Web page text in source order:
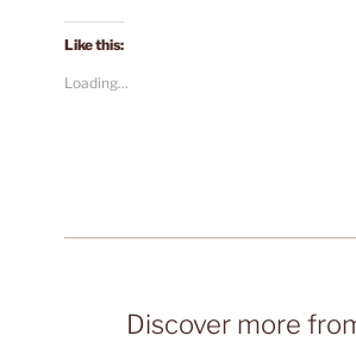
Like this:
Loading...
Discover more